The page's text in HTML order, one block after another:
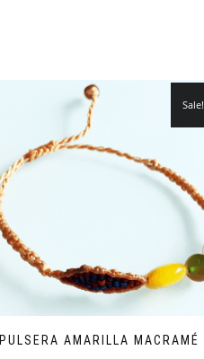
PULSERA AMARILLA MACRAMÉ
Sale!